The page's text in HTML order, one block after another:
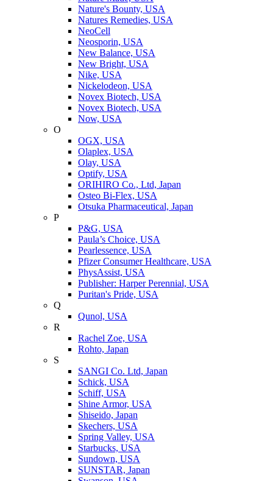
Nature's Bounty, USA
Natures Remedies, USA
NeoCell
Neosporin, USA
New Balance, USA
New Bright, USA
Nike, USA
Niсkelodeon, USA
Novex Biotech, USA
Novex Biotech, USA
Now, USA
O
OGX, USA
Olaplex, USA
Olay, USA
Optify, USA
ORIHIRO Co., Ltd, Japan
Osteo Bi-Flex, USA
Otsuka Pharmaceutical, Japan
P
P&G, USA
Paula’s Choice, USA
Pearlessence, USA
Pfizer Consumer Healthcare, USA
PhysAssist, USA
Publisher: Harper Perennial, USA
Puritan's Pride, USA
Q
Qunol, USA
R
Rachel Zoe, USA
Rohto, Japan
S
SANGI Co. Ltd, Japan
Schick, USA
Schiff, USA
Shine Armor, USA
Shiseido, Japan
Skechers, USA
Spring Valley, USA
Starbucks, USA
Sundown, USA
SUNSTAR, Japan